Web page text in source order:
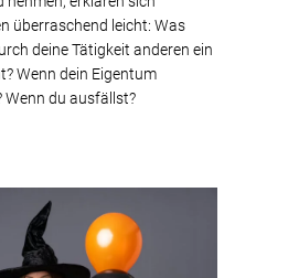
überraschend leicht: Was
deine Tätigkeit anderen ein
Wenn dein Eigentum
Wenn du ausfällst?